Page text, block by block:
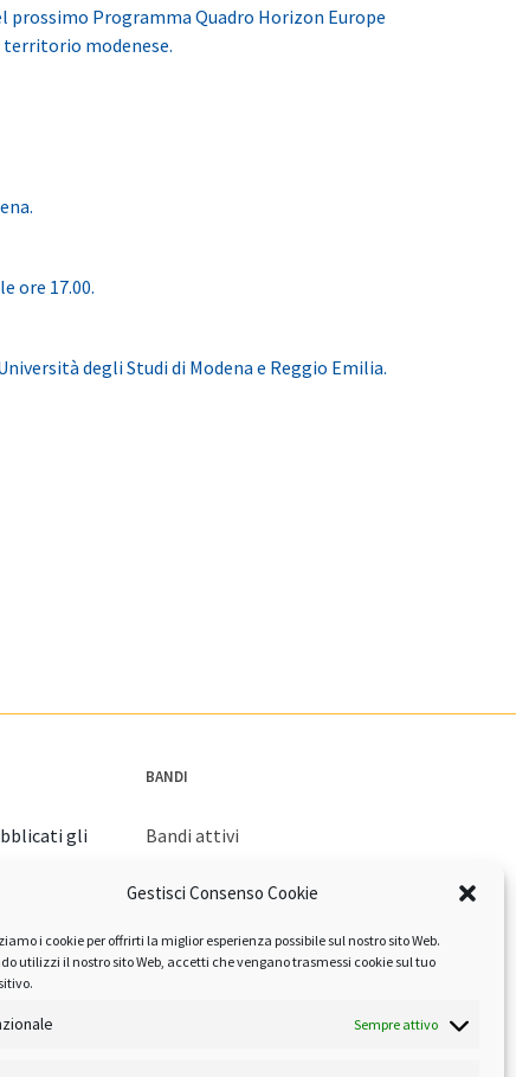
Gestisci Consenso Cookie
i cookie per offrirti la miglior esperienza possibile sul nostro sito Web.
utilizzi il nostro sito Web, accetti che vengano trasmessi cookie sul tuo
Sempre attivo
Programma Quadro Horizon Europe
modenese.
ore 17.00.
degli Studi di Modena e Reggio Emilia.
gli
con la
BANDI
Bandi attivi